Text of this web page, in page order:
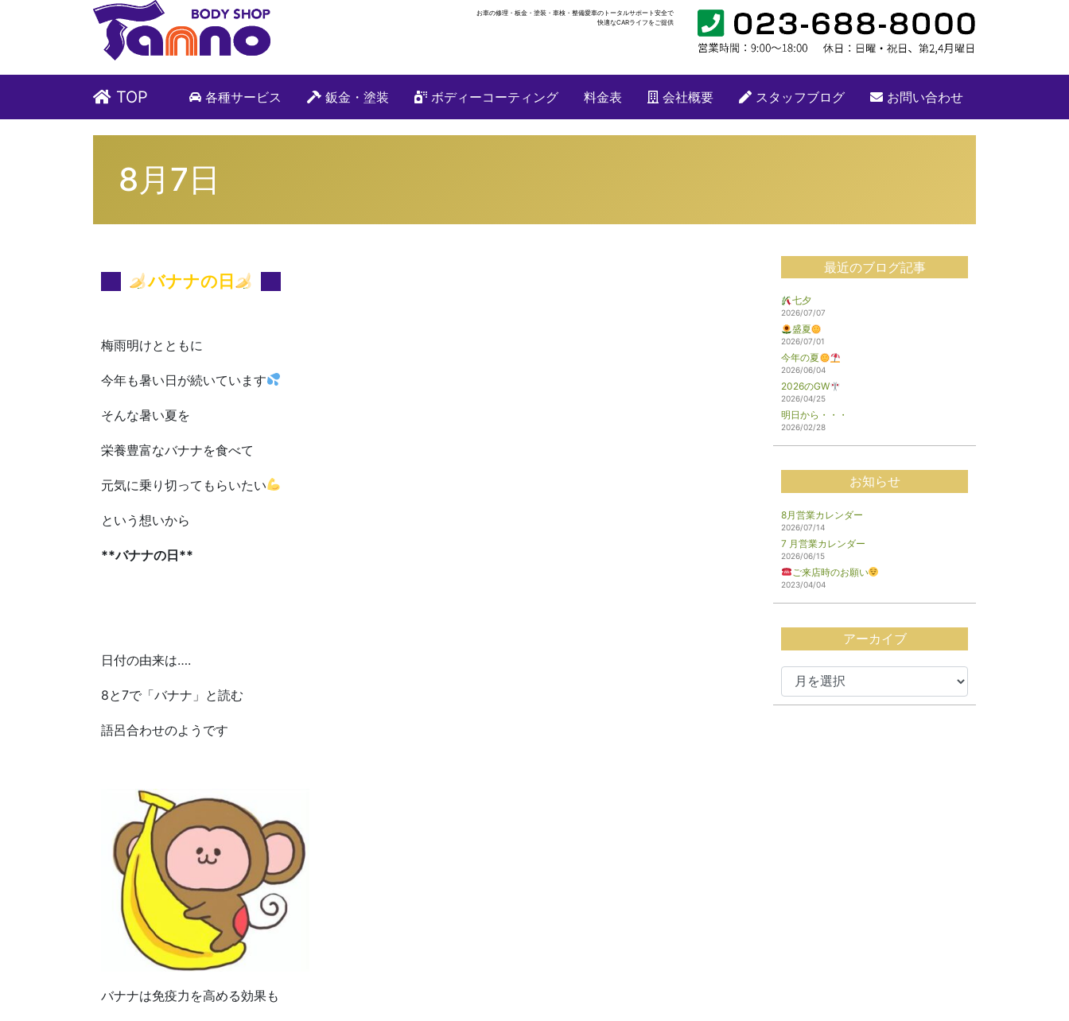
お車の修理・板金・塗装・車検・整備愛車のトータルサポート安全で
快適なCARライフをご提供
TOP 各種サービス 鈑金・塗装 ボディーコーティング 料金表 会社概要 スタッフブログ お問い合わせ
8月7日
バナナの日
梅雨明けとともに
今年も暑い日が続いています
そんな暑い夏を
栄養豊富なバナナを食べて
元気に乗り切ってもらいたい
という想いから
**バナナの日**
日付の由来は….
8と7で「バナナ」と読む
語呂合わせのようです
バナナは免疫力を高める効果も
最近のブログ記事
七夕
2026/07/07
盛夏
2026/07/01
今年の夏
2026/06/04
2026のGW
2026/04/25
明日から・・・
2026/02/28
お知らせ
8月営業カレンダー
2026/07/14
7 月営業カレンダー
2026/06/15
ご来店時のお願い
2023/04/04
アーカイブ